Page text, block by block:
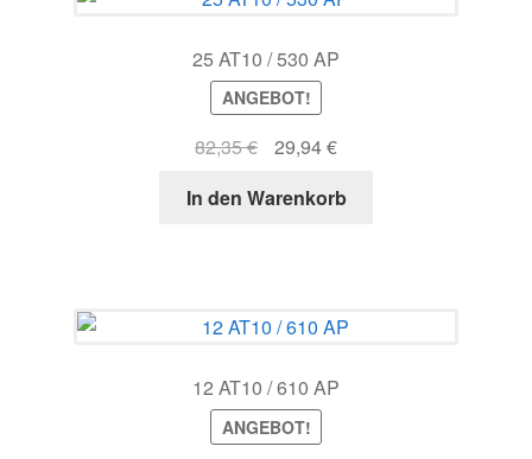
25 AT10 / 530 AP
ANGEBOT!
82,35€
Ursprünglicher
war:
29,94€Aktueller
ist:
In den Warenkorb
12 AT10 / 610 AP
ANGEBOT!